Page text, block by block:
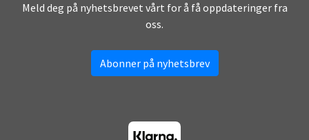
Meld deg på nyhetsbrevet vårt for å få oppdateringer fra
oss.
Abonner på nyhetsbrev